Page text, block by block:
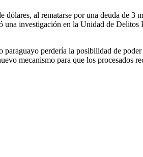
al rematarse por una deuda de 3
una investigación en la Unidad de Delitos
perdería la posibilidad de
mecanismo para que los procesados